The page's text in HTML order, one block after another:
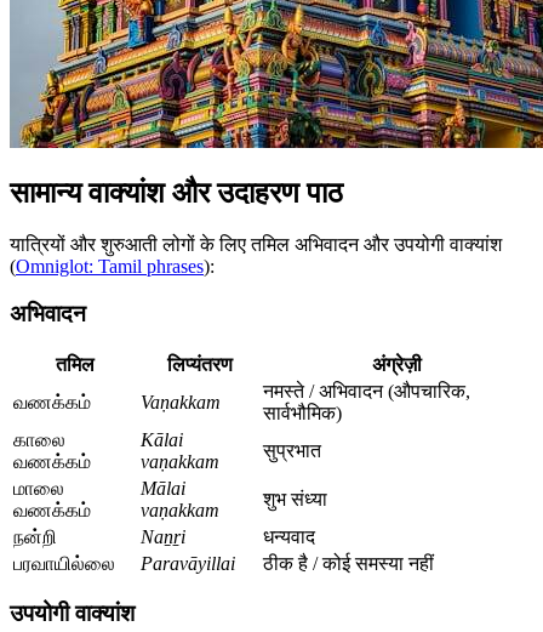
सामान्य वाक्यांश और उदाहरण पाठ
यात्रियों और शुरुआती लोगों के लिए तमिल अभिवादन और उपयोगी वाक्यांश
(Omniglot: Tamil phrases):
अभिवादन
तमिल लिप्यंतरण
अंग्रेज़ी
வணக்கம்
Vaṇakkam
नमस्ते / अभिवादन (औपचारिक,
सार्वभौमिक)
காலை
வணக்கம்
Kālai
vaṇakkam
सुप्रभात
மாலை
வணக்கம்
Mālai
vaṇakkam
शुभ संध्या
நன்றி
Naṉṟi
धन्यवाद
பரவாயில்லை
Paravāyillai ठीक है / कोई समस्या नहीं
उपयोगी वाक्यांश